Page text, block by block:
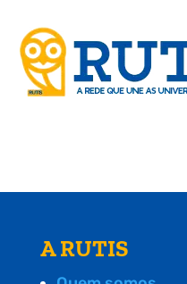
A RUTIS